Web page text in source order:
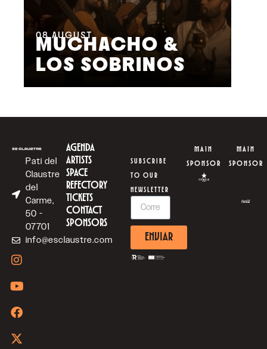
08 AUGUST
MUCHACHO &
LOS SOBRINOS
Pati del
Claustre
del
Carme,
50 -
07701
info@esclaustre.com
AGENDA
ARTISTS
SPACE
REFECTORY
TICKETS
CONTACT
SPONSORS
SUBSCRIBE
TO OUR
NEWSLETTER
ENVIAR
MAIN
SPONSOR
MAIN
SPONSOR